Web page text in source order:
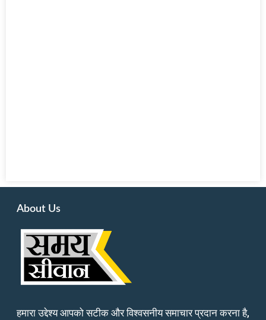
About Us
हमारा उद्देश्य आपको सटीक और विश्वसनीय समाचार प्रदान करना है,